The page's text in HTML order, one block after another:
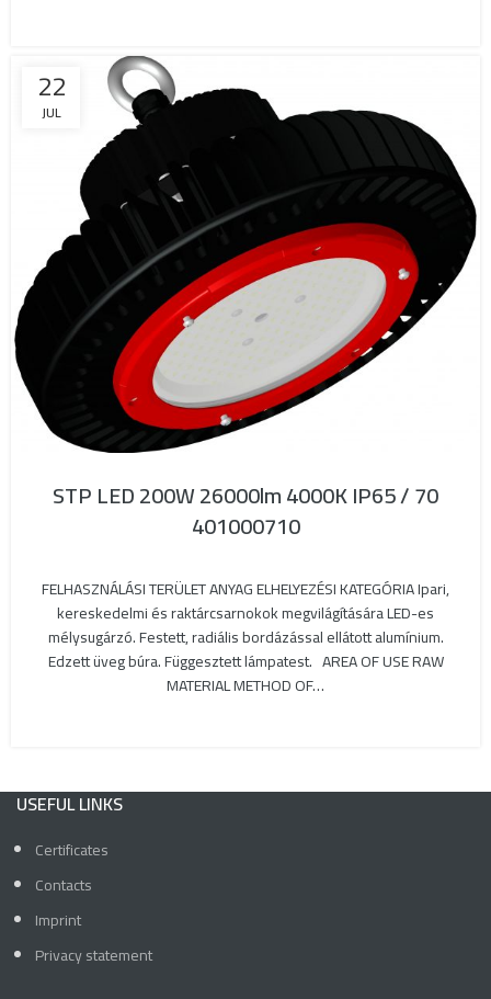
22
JUL
STP LED 200W 26000lm 4000K IP65 / 70
401000710
FELHASZNÁLÁSI TERÜLET ANYAG ELHELYEZÉSI KATEGÓRIA Ipari,
kereskedelmi és raktárcsarnokok megvilágítására LED-es
mélysugárzó. Festett, radiális bordázással ellátott alumínium.
Edzett üveg búra. Függesztett lámpatest. AREA OF USE RAW
MATERIAL METHOD OF…
USEFUL LINKS
Certificates
Contacts
Imprint
Privacy statement